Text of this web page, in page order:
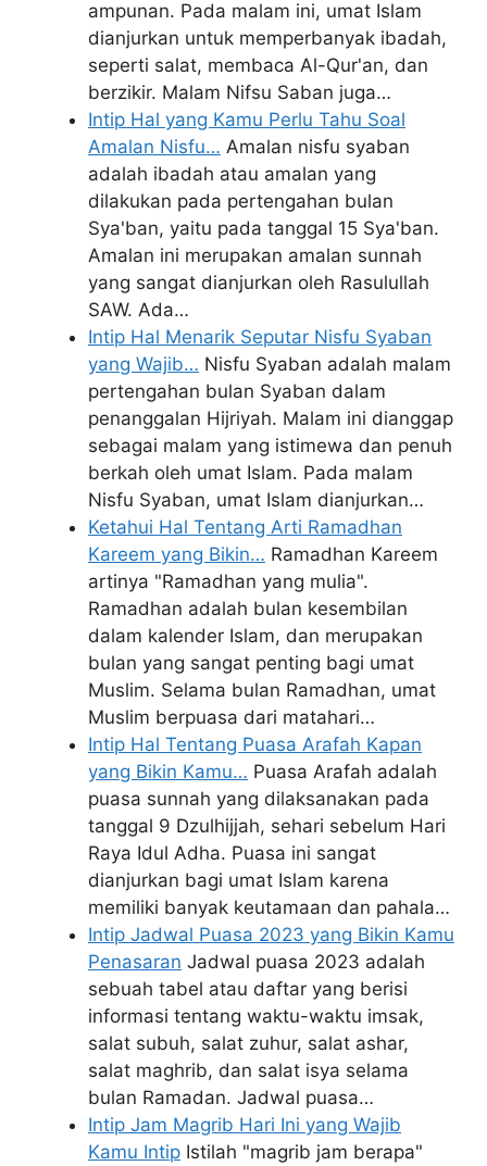
ampunan. Pada malam ini, umat Islam
dianjurkan untuk memperbanyak ibadah,
seperti salat, membaca Al-Qur'an, dan
berzikir. Malam Nifsu Saban juga…
Intip Hal yang Kamu Perlu Tahu Soal
Amalan Nisfu… Amalan nisfu syaban
adalah ibadah atau amalan yang
dilakukan pada pertengahan bulan
Sya'ban, yaitu pada tanggal 15 Sya'ban.
Amalan ini merupakan amalan sunnah
yang sangat dianjurkan oleh Rasulullah
SAW. Ada…
Intip Hal Menarik Seputar Nisfu Syaban
yang Wajib… Nisfu Syaban adalah malam
pertengahan bulan Syaban dalam
penanggalan Hijriyah. Malam ini dianggap
sebagai malam yang istimewa dan penuh
berkah oleh umat Islam. Pada malam
Nisfu Syaban, umat Islam dianjurkan…
Ketahui Hal Tentang Arti Ramadhan
Kareem yang Bikin… Ramadhan Kareem
artinya "Ramadhan yang mulia".
Ramadhan adalah bulan kesembilan
dalam kalender Islam, dan merupakan
bulan yang sangat penting bagi umat
Muslim. Selama bulan Ramadhan, umat
Muslim berpuasa dari matahari…
Intip Hal Tentang Puasa Arafah Kapan
yang Bikin Kamu… Puasa Arafah adalah
puasa sunnah yang dilaksanakan pada
tanggal 9 Dzulhijjah, sehari sebelum Hari
Raya Idul Adha. Puasa ini sangat
dianjurkan bagi umat Islam karena
memiliki banyak keutamaan dan pahala…
Intip Jadwal Puasa 2023 yang Bikin Kamu
Penasaran Jadwal puasa 2023 adalah
sebuah tabel atau daftar yang berisi
informasi tentang waktu-waktu imsak,
salat subuh, salat zuhur, salat ashar,
salat maghrib, dan salat isya selama
bulan Ramadan. Jadwal puasa…
Intip Jam Magrib Hari Ini yang Wajib
Kamu Intip Istilah "magrib jam berapa"